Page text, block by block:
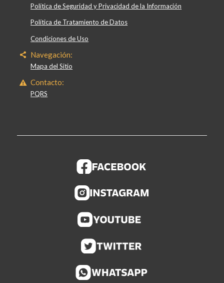
Política de Seguridad y Privacidad de la Información
Política de Tratamiento de Datos
Condiciones de Uso
Navegación:
Mapa del Sitio
Contacto:
PQRS